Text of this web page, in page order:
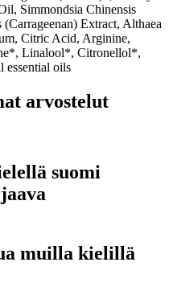
Simmondsia Chinensis
Extract, Althaea
Citric Acid, Arginine,
Linalool*, Citronellol*,
oils
arvostelut
suomi
muilla kielillä